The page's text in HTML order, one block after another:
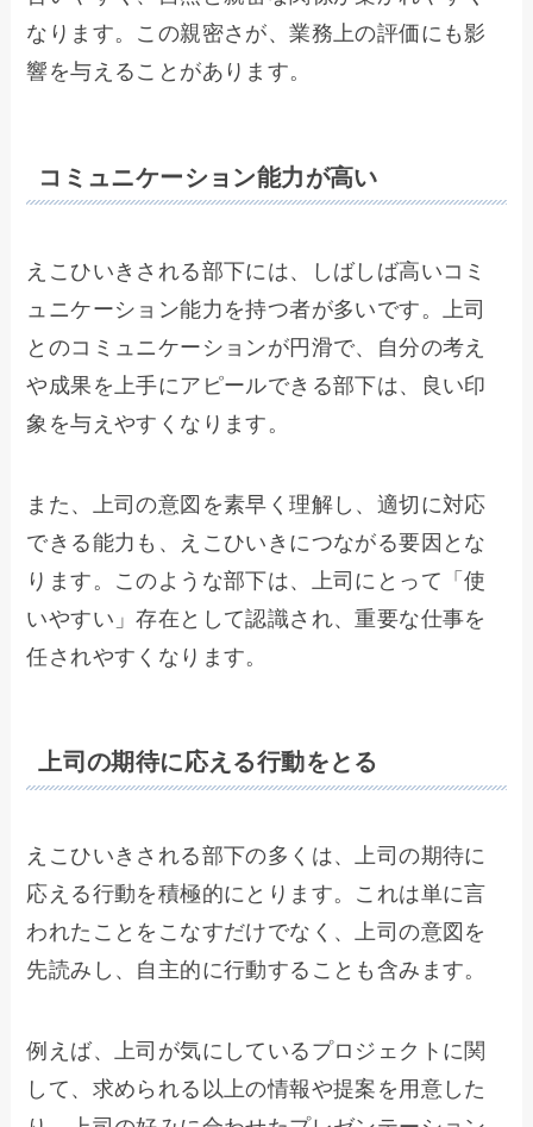
なります。この親密さが、業務上の評価にも影
響を与えることがあります。
コミュニケーション能力が高い
えこひいきされる部下には、しばしば高いコミ
ュニケーション能力を持つ者が多いです。上司
とのコミュニケーションが円滑で、自分の考え
や成果を上手にアピールできる部下は、良い印
象を与えやすくなります。
また、上司の意図を素早く理解し、適切に対応
できる能力も、えこひいきにつながる要因とな
ります。このような部下は、上司にとって「使
いやすい」存在として認識され、重要な仕事を
任されやすくなります。
上司の期待に応える行動をとる
えこひいきされる部下の多くは、上司の期待に
応える行動を積極的にとります。これは単に言
われたことをこなすだけでなく、上司の意図を
先読みし、自主的に行動することも含みます。
例えば、上司が気にしているプロジェクトに関
して、求められる以上の情報や提案を用意した